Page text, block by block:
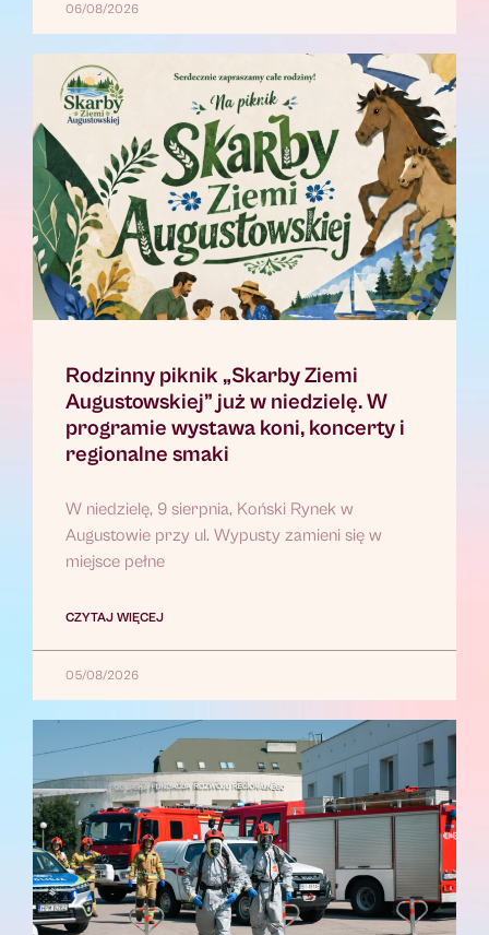
06/08/2026
Rodzinny piknik „Skarby Ziemi
Augustowskiej” już w niedzielę. W
programie wystawa koni, koncerty i
regionalne smaki
W niedzielę, 9 sierpnia, Koński Rynek w
Augustowie przy ul. Wypusty zamieni się w
miejsce pełne
CZYTAJ WIĘCEJ
05/08/2026